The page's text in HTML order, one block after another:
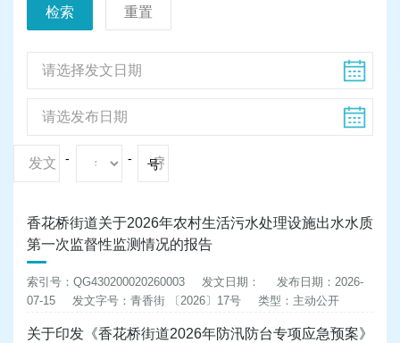
检索 重置
- - 号
香花桥街道关于2026年农村生活污水处理设施出水水质
第一次监督性监测情况的报告
索引号：QG430200020260003 发文日期：
发布日期：2026-
07-15
发文字号：青香街 〔2026〕17号 类型：主动公开
关于印发《香花桥街道2026年防汛防台专项应急预案》